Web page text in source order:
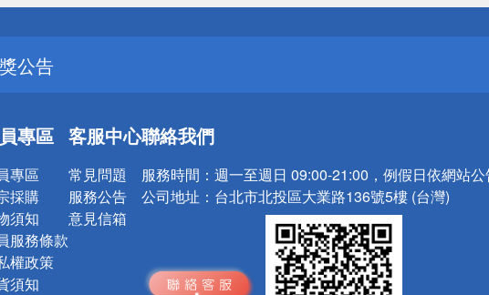
網頁！請小心！
公告
話題
優惠
網頁！請小心！
專區
專區
採購
須知
服務條款
權政策
須知
客服中心
常見問題
服務公告
意見信箱
聯絡我們
服務時間： 週一至週日 09:00-21:00，例假日依網站
公司地址： 台北市北投區大業路136號5樓 (台灣)